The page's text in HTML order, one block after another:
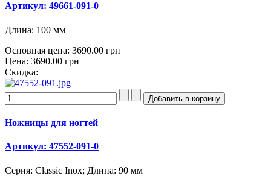
Артикул: 49661-091-0
Длина: 100 мм
Основная цена: 3690.00 грн
Цена: 3690.00 грн
Скидка:
Ножницы для ногтей
Артикул: 47552-091-0
Серия: Classic Inox; Длина: 90 мм